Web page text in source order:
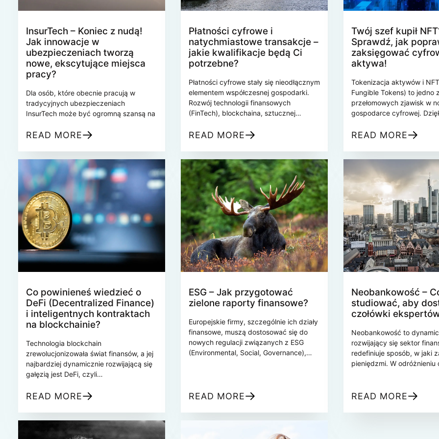
InsurTech – Koniec z nudą!
Jak innowacje w
ubezpieczeniach tworzą
nowe, ekscytujące miejsca
pracy?
Dla osób, które obecnie pracują w
tradycyjnych ubezpieczeniach
InsurTech może być ogromną szansą na
analitycy i specjaliści ds. likwidacji szkód
analitycznych, podstaw sztucznej
inteligencji oraz technologii blockchain.
Szczególnie znajomość automatyzacji
procesów, pracy z danymi oraz
systemów CRM wspierających sprzedaż
cyfrową otwiera nowe możliwości. Warto
także zdobywać certyfikaty związane z
technologiami finansowymi i cyfrową
transformacją, które mogą stać się
kluczowe w rekrutacjach na nowe
READ MORE
Płatności cyfrowe i
natychmiastowe transakcje –
jakie kwalifikacje będą Ci
potrzebne?
Płatności cyfrowe stały się nieodłącznym
elementem współczesnej gospodarki.
Rozwój technologii finansowych
(FinTech), blockchaina, sztucznej
zapotrzebowanie na szybkie i
sektor ten dynamicznie się rozwija i
potrzebuje coraz więcej specjalistów.
Praca w płatnościach cyfrowych
wymaga jednak odpowiednich
kwalifikacji, które można zdobyć
zarówno na studiach, jak i poprzez
kursy oraz praktyczne doświadczenie w
branży finansowej i technologicznej.
READ MORE
Twój szef kupił
Sprawdź, jak
zaksięgować
aktywa!
Tokenizacja aktywów i
Fungible Tokens) to jedno
przełomowych zjawisk w
gospodarce cyfrowej.
przekształcanie
czy instrumenty
tokeny, które można łatwo
przechowywać, wymieniać i
sprzedawać na
ogromna zmiana, która
księgowych nowego
ewidencjonowania,
raportowania aktywów w
księgowi muszą wiedzieć,
za tym trendem?
READ MORE
Co powinieneś wiedzieć o
DeFi (Decentralized Finance)
i inteligentnych kontraktach
na blockchainie?
Technologia blockchain
zrewolucjonizowała świat finansów, a jej
najbardziej dynamicznie rozwijającą się
gałęzią jest DeFi, czyli
ekosystem usług finansowych
eliminuje pośredników, takich jak banki
czy instytucje finansowe. Zamiast tego,
transakcje i operacje są zarządzane za
READ MORE
ESG – Jak przygotować
zielone raporty finansowe?
Europejskie firmy, szczególnie ich działy
finansowe, muszą dostosować się do
nowych regulacji związanych z ESG
(Environmental, Social, Governance),
zarządzanie korporacyjne. Czy Twoja
publikowania bilansów
i społeczeństwo? Czy wiesz, jak się do
READ MORE
Neobankowość –
studiować, aby
czołówki
Neobankowość to
rozwijający się sektor
redefiniuje sposób, w jaki
pieniędzmi. W odróżnieniu
usługi finansowe bez
wykorzystaniu technologii
READ MORE